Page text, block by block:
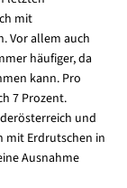
mit
Vor allem auch
häufiger, da
kann. Pro
7 Prozent.
und
mit Erdrutschen in
Ausnahme